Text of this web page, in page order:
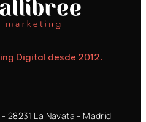
Digital desde 2012.
28231 La Navata - Madrid